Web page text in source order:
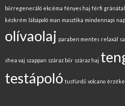
bőrregeneráló ekcéma fényes haj férfi
kézkrém lábápoló man masztika mindennapi
olívaolaj paraben mentes relaxál
shea vaj szappan száraz bőr száraz haj
testápoló tusfürdő volcano